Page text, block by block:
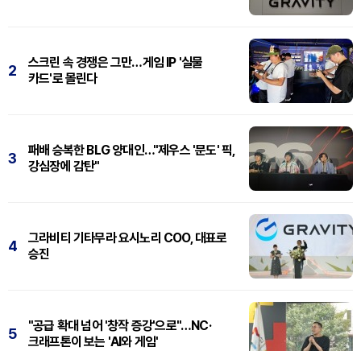
2
스크린 속 경쟁은 그만…게임 IP '실물
카드'로 몰린다
3
패배 승복한 BLG 양대인…"제우스 '문도' 픽,
강심장에 감탄"
4
그라비티 기타무라 요시노리 COO, 대표로
승진
5
"공급 확대 넘어 '창작 증강'으로"…NC·
크래프톤이 보는 'AI와 게임'